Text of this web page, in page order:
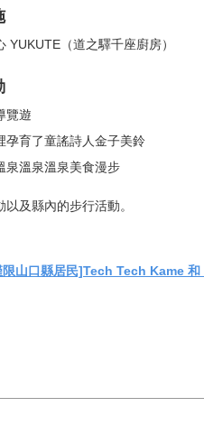
YUKUTE（道之驛千座廚房）
覽遊
孕育了童謠詩人金子美鈴
泉溫泉溫泉美食漫步
及縣內的步行活動。
山口縣居民]Tech Tech Kame